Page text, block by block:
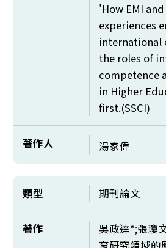
'How EMI
experiences
international
the roles of
competence
in Higher
first.(SSCI)
著作人 湯家偉
類型 期刊論文
著作
吳政達*;張瓊
育研究領域的